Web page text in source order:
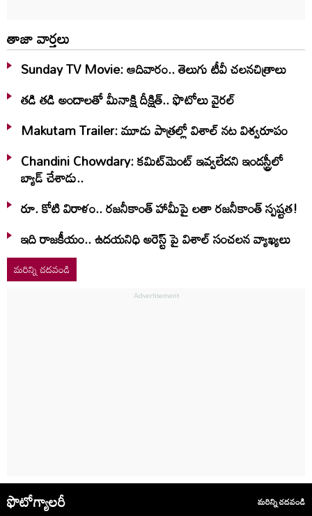
తాజా వార్తలు
Sunday TV Movie: ఆదివారం.. తెలుగు టీవీ చ‌ల‌న‌చిత్రాలు
తడి తడి అందాలతో మీనాక్షి దీక్షిత్‌.. ఫొటోలు వైరల్
Makutam Trailer: మూడు పాత్రల్లో విశాల్ నట విశ్వరూపం
Chandini Chowdary: కమిట్‌మెంట్ ఇవ్వలేదని ఇండస్ట్రీలో
బ్యాడ్ చేశాడు..
రూ. కోటి విరాళం.. రజనీకాంత్ హామీపై లతా రజనీకాంత్ స్పష్టత!
ఇది రాజకీయం.. ఉదయనిధి అరెస్ట్ పై విశాల్ సంచలన వ్యాఖ్యలు
మరిన్ని చదవండి
ఫొటోగ్యాలరీ మరిన్ని చదవండి